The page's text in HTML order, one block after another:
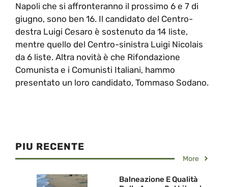
Napoli che si affronteranno il prossimo 6 e 7 di
giugno, sono ben 16. Il candidato del Centro-
destra Luigi Cesaro è sostenuto da 14 liste,
mentre quello del Centro-sinistra Luigi Nicolais
da 6 liste. Altra novità è che Rifondazione
Comunista e i Comunisti Italiani, hammo
presentato un loro candidato, Tommaso Sodano.
PIU RECENTE
More
Balneazione E Qualità